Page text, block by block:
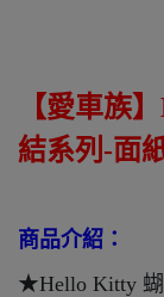
【愛車族
結系列-面
商品介紹：
★Hello Kitty 蝴